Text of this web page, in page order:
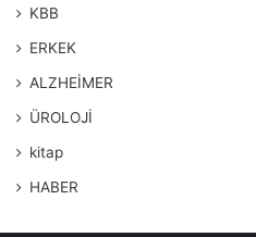
KBB
ERKEK
ALZHEİMER
ÜROLOJİ
kitap
HABER